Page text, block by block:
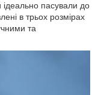
ідеально пасували до
в трьох розмірах
та